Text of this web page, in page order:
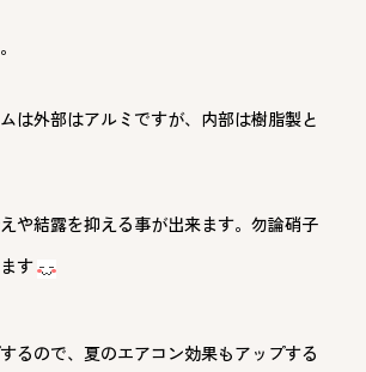
は外部はアルミですが、内部は樹脂製と
や結露を抑える事が出来ます。勿論硝子
す
るので、夏のエアコン効果もアップする